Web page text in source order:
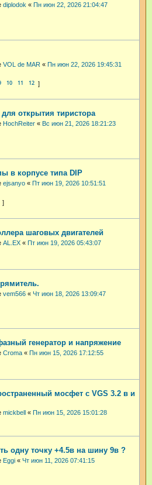
diplodok « Пн июн 22, 2026 21:04:47
VOL de MAR « Пн июн 22, 2026 19:45:31
10 11 12
для открытия тиристора
HochReiter « Вс июн 21, 2026 18:21:23
в корпусе типа DIP
ejsanyo « Пт июн 19, 2026 10:51:51
шаговых двигателей
AL.EX « Пт июн 19, 2026 05:43:07
vem566 « Чт июн 18, 2026 13:09:47
генератор и напряжение
Croma « Пн июн 15, 2026 17:12:55
мосфет с VGS 3.2 в и
mickbell « Пн июн 15, 2026 15:01:28
одну точку +4.5в на шину 9в ?
Eggi « Чт июн 11, 2026 07:41:15